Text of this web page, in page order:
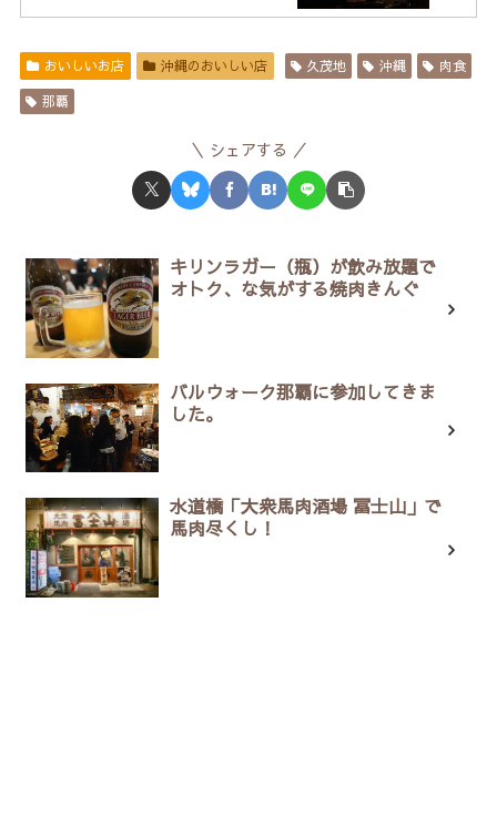
おいしいお店 沖縄のおいしい店 久茂地 沖縄
肉食
那覇
シェアする
キリンラガー（瓶）が飲み放題で
オトク、な気がする焼肉きんぐ
バルウォーク那覇に参加してきま
した。
水道橋「大衆馬肉酒場 冨士山」で
馬肉尽くし！